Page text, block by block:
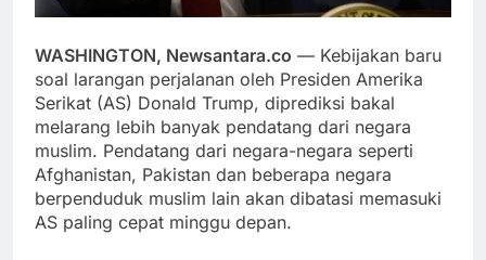
WASHINGTON, Newsantara.co — Kebijakan baru
soal larangan perjalanan oleh Presiden Amerika
Serikat (AS) Donald Trump, diprediksi bakal
melarang lebih banyak pendatang dari negara
muslim. Pendatang dari negara-negara seperti
Afghanistan, Pakistan dan beberapa negara
berpenduduk muslim lain akan dibatasi memasuki
AS paling cepat minggu depan.